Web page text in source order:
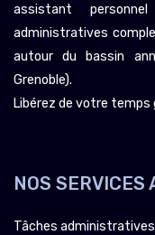
assistant
administratives
autour du bassin
Grenoble).
Libérez de votre temps
NOS SERVICES
Tâches administratives